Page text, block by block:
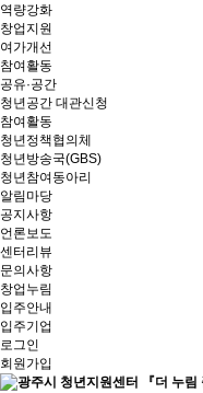
역량강화
창업지원
여가개선
참여활동
공유·공간
청년공간 대관신청
참여활동
청년정책협의체
청년방송국(GBS)
청년참여동아리
알림마당
공지사항
언론보도
센터리뷰
문의사항
창업누림
입주안내
입주기업
로그인
회원가입